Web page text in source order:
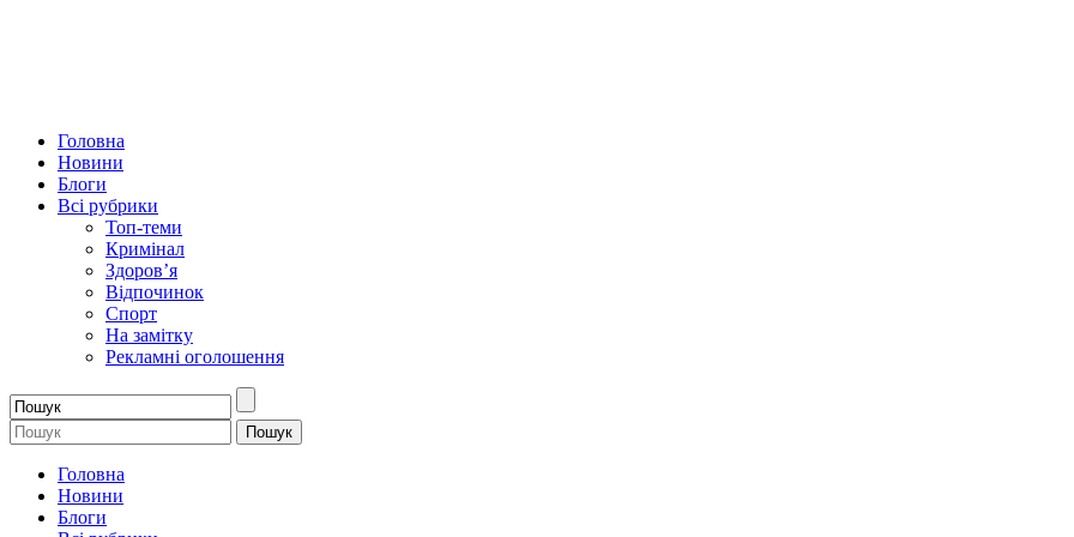
Головна
Новини
Блоги
Всі рубрики
Топ-теми
Кримінал
Здоров’я
Відпочинок
Спорт
На замітку
Рекламні оголошення
Головна
Новини
Блоги